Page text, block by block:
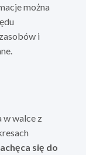
można
i
w walce z
się do